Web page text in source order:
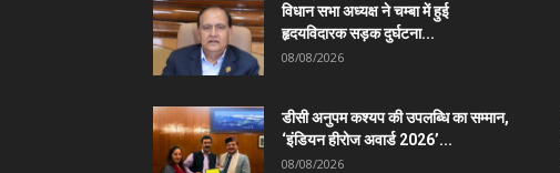
विधान सभा अध्यक्ष ने चम्बा में हुई
हृदयविदारक सड़क दुर्घटना...
08/08/2026
डीसी अनुपम कश्यप की उपलब्धि का सम्मान,
‘इंडियन हीरोज अवार्ड 2026’...
08/08/2026